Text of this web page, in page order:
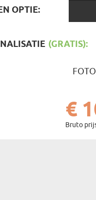
BAAS
OPTIE:
(GRATIS):
€
Bruto